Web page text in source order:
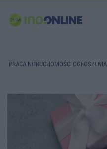
PRACA NIERUCHOMOŚCI OGŁOSZENIA